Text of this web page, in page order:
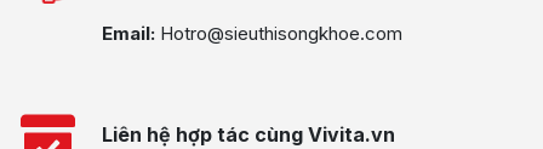
Email: Hotro@sieuthisongkhoe.com
Liên hệ hợp tác cùng Vivita.vn